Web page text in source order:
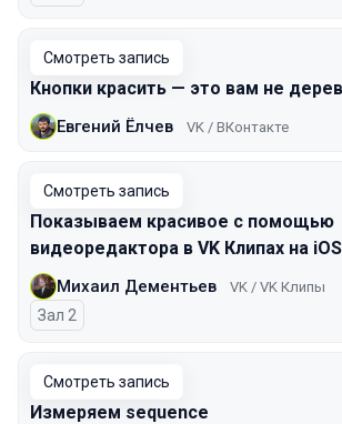
Смотреть запись
Кнопки красить — это вам не
Евгений Ёлчев VK / ВКонтакте
Смотреть запись
Показываем красивое с помощью
видеоредактора в VK Клипах на iOS
Михаил Дементьев VK / VK Клипы
Зал 2
Смотреть запись
Измеряем sequence